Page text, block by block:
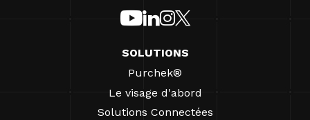
SOLUTIONS
Purchek®
Le visage d'abord
Solutions Connectées